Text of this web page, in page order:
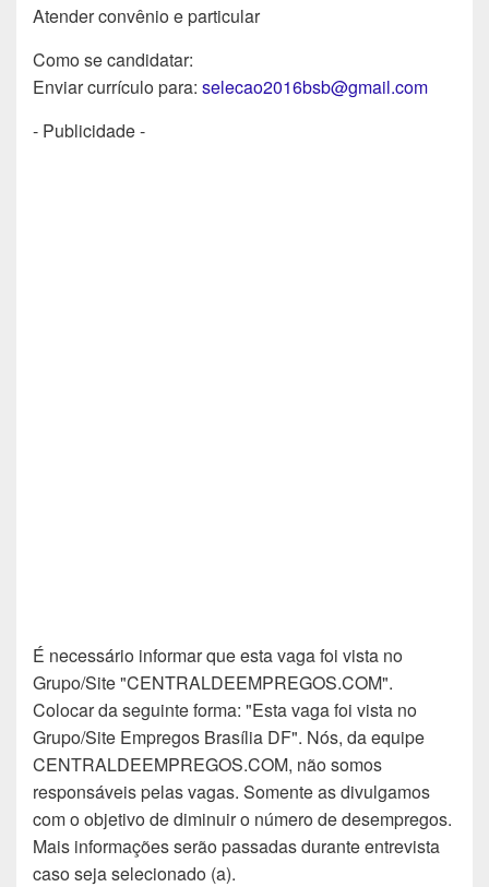
Atender convênio e particular
Como se candidatar:
Enviar currículo para: selecao2016bsb@gmail.com
- Publicidade -
É necessário informar que esta vaga foi vista no
Grupo/Site "CENTRALDEEMPREGOS.COM".
Colocar da seguinte forma: "Esta vaga foi vista no
Grupo/Site Empregos Brasília DF". Nós, da equipe
CENTRALDEEMPREGOS.COM, não somos
responsáveis pelas vagas. Somente as divulgamos
com o objetivo de diminuir o número de desempregos.
Mais informações serão passadas durante entrevista
caso seja selecionado (a).